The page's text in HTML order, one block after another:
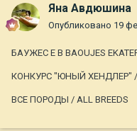
Яна Авдюшина
Опубликовано 19
БАУЖЕС Е В BAOUJES
КОНКУРС "ЮНЫЙ ХЕНДЛЕР" /
ВСЕ ПОРОДЫ / ALL BREEDS